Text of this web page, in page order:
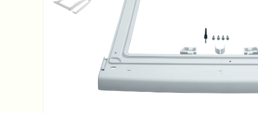
Accesorii Piese Espressoare